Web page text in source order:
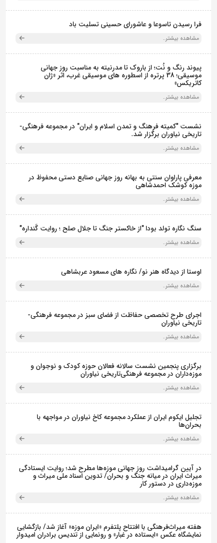
فرا رسیدن تاسوعا و عاشورای حسینی تسلیت باد
مشاهده بیشتر..
پیوند رنگ و نُت؛ از باروک تا مدرنیته به مناسبت روز جهانی
موسیقی؛ 38 پرتره از اسطوره های موسیقی غرب، اثر «ژان
کاتریکس»
مشاهده بیشتر..
نشست "کمیته فرهنگ و تمدن اسلام و ایران" در مجموعه فرهنگی‌-
تاریخی نیاوران برگزار شد.
مشاهده بیشتر..
معرفی پاراوان سنتی به بهانه روز جهانی صنایع دستی محفوظ در
موزه کوشک احمدشاهی
مشاهده بیشتر..
سنگ نگاره تولد بودا "از خاکستر جنگ تا جلال صلح ؛ روایت گَنداره"
مشاهده بیشتر..
اوستا از دیدگاه هنر نو/ نگاره های مسعود عربشاهی
مشاهده بیشتر..
اجرای طرح تخصصی حفاظت از فضای سبز در مجموعه فرهنگی-
تاریخی نیاوران
مشاهده بیشتر..
برگزاری پنجمین نشست سالانه فعالان حوزه کودک و نوجوان و
موزه‌داران در مجموعه فرهنگی‌تاریخی نیاوران
مشاهده بیشتر..
تجلیل ایکوم ایران از عملکرد مجموعه کاخ نیاوران در مواجهه با
بحران‌ها
مشاهده بیشتر..
در آیین گرامیداشت روز جهانی موزه‌ها مطرح شد؛ روایت ایستادگی
میراث ایران در میانه جنگ و بحران/ تدوین اسناد ملی میراث و
موزه‌داری در دستور کار
مشاهده بیشتر..
هفته میراث‌فرهنگی با افتتاح پلتفرم «ایران موزه» آغاز شد/ بازگشایی
نمایشگاه عکس «ایستاده در غبار» و رونمایی از تندیس برادران امیدوار